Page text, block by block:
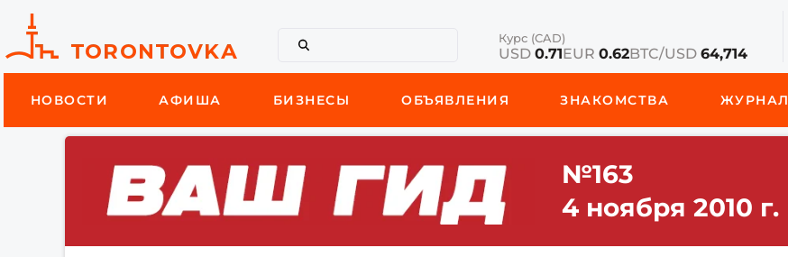
Курс (CAD)
USD 0.71EUR 0.62BTC/USD 64,714
НОВОСТИ АФИША БИЗНЕСЫ ОБЪЯВЛЕНИЯ ЗНАКОМСТВА ЖУРНАЛ
№163
4 ноября 2010 г.